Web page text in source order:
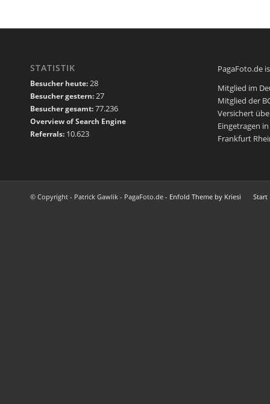
STATISTIK
Besucher heute:28
Besucher gestern:27
Besucher gesamt:77.236
Overview of Search Engine
Referrals: 10.623
PagaFoto.de
Mitglied im
Mitglied der
Versichert
Eingetragen
Frankfurt
© Copyright - Patrick Gawlik - PagaFoto.de - Enfold Theme by Kriesi Start